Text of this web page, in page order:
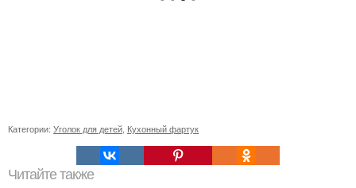
Категории: Уголок для детей Кухонный фартук
Читайте также